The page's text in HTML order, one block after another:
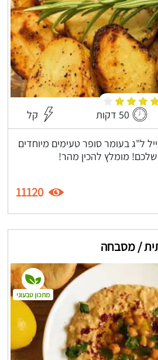
50 דקות קל
ל"ג בעומר סופר טעימים מיוחדים
שלכם! מומלץ להכין מהר!
11120
/ מסבחה
מתכון טבעוני